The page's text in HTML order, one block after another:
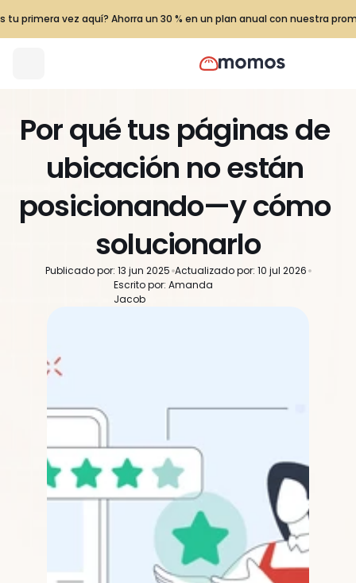
Por qué tus páginas de
ubicación no están
posicionando—y cómo
solucionarlo
Publicado por: 13 jun 2025 Actualizado por: 10 jul 2026
Escrito por: Amanda
Jacob
tu primera vez aquí? Ahorra un 30 % en un plan anual con nuestra